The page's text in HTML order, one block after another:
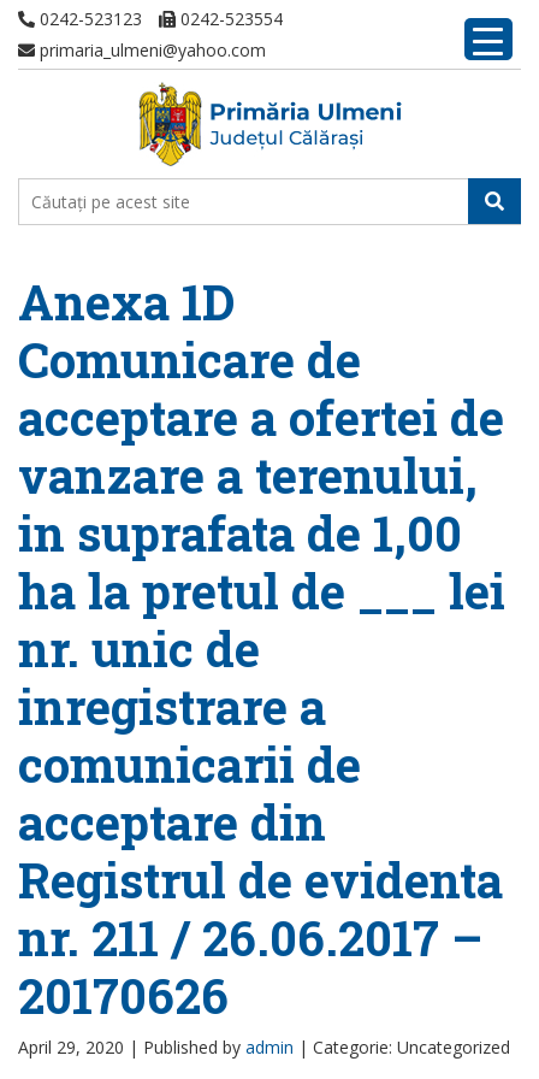
0242-523123
0242-523554
primaria_ulmeni@yahoo.com
Anexa 1D
Comunicare de
acceptare a ofertei de
vanzare a terenului,
in suprafata de 1,00
ha la pretul de ___ lei
nr. unic de
inregistrare a
comunicarii de
acceptare din
Registrul de evidenta
nr. 211 / 26.06.2017 –
20170626
April 29, 2020 | Published by admin | Categorie: Uncategorized